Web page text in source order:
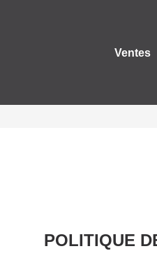
Ventes
POLITIQUE